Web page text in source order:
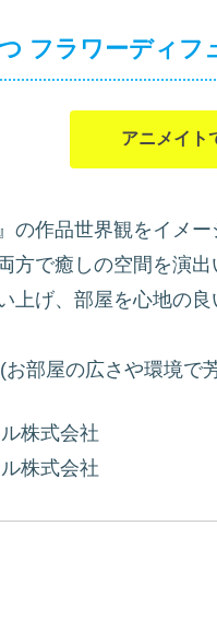
フラワーディフ
アニメイト
の作品世界観をイメ
方で癒しの空間を演
上げ、部屋を心地の良
部屋の広さや環境で
株式会社
株式会社